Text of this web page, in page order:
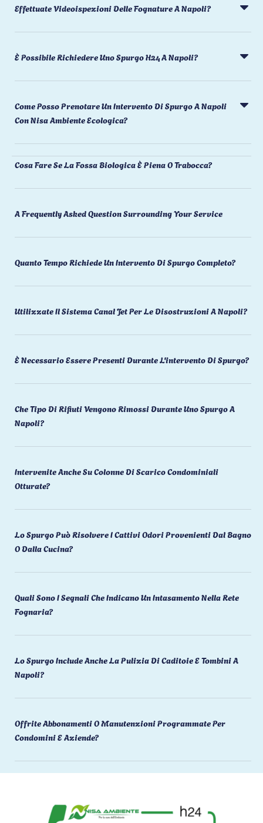
Effettuate Videoispezioni Delle Fognature A Napoli?
È Possibile Richiedere Uno Spurgo H24 A Napoli?
Come Posso Prenotare Un Intervento Di Spurgo A Napoli
Con Nisa Ambiente Ecologica?
Cosa Fare Se La Fossa Biologica È Piena O Trabocca?
A Frequently Asked Question Surrounding Your Service
Quanto Tempo Richiede Un Intervento Di Spurgo Completo?
Utilizzate Il Sistema Canal Jet Per Le Disostruzioni A Napoli?
È Necessario Essere Presenti Durante L'intervento Di Spurgo?
Che Tipo Di Rifiuti Vengono Rimossi Durante Uno Spurgo A
Napoli?
Intervenite Anche Su Colonne Di Scarico Condominiali
Otturate?
Lo Spurgo Può Risolvere I Cattivi Odori Provenienti Dal Bagno
O Dalla Cucina?
Quali Sono I Segnali Che Indicano Un Intasamento Nella Rete
Fognaria?
Lo Spurgo Include Anche La Pulizia Di Caditoie E Tombini A
Napoli?
Offrite Abbonamenti O Manutenzioni Programmate Per
Condomini E Aziende?